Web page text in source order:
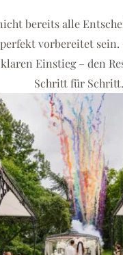
bereits alle
vorbereitet sein.
Einstieg – den
Schritt für Schritt.